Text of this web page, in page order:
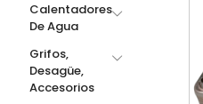
Calentadores
De Agua
Grifos,
Desagüe,
Accesorios